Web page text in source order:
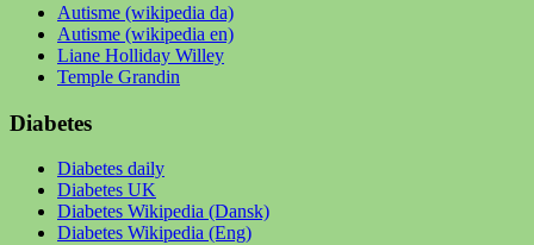
Autisme (wikipedia da)
Autisme (wikipedia en)
Liane Holliday Willey
Temple Grandin
Diabetes
Diabetes daily
Diabetes UK
Diabetes Wikipedia (Dansk)
Diabetes Wikipedia (Eng)